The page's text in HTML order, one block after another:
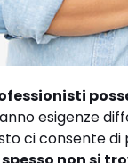
esigenze
ci consente